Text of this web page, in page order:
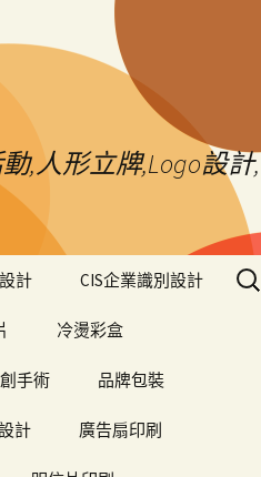
,人形立牌,Logo設計,
計 CIS企業識別設計
冷燙彩盒
手術 品牌包裝
計 廣告扇印刷
搜
尋